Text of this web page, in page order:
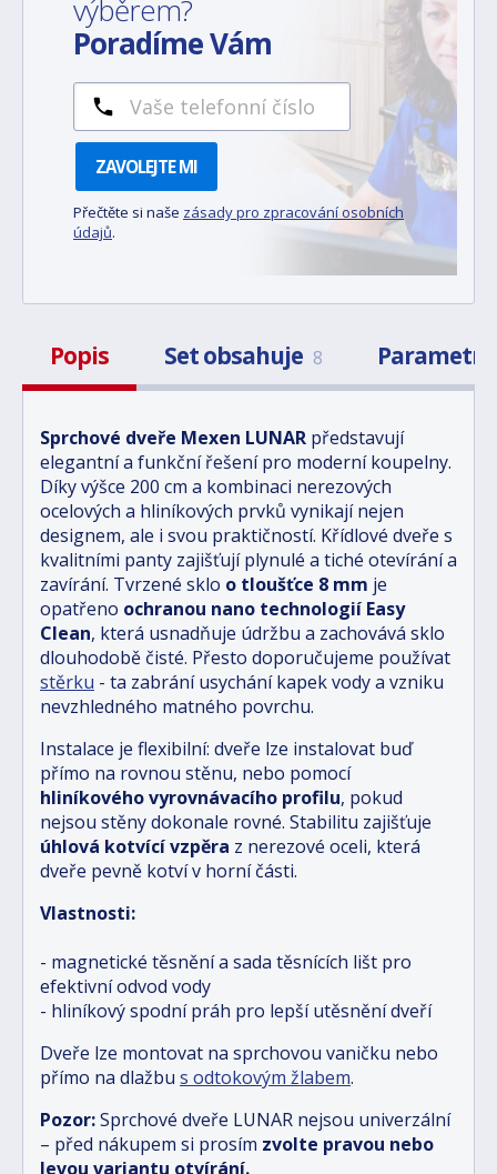
výběrem?
Poradíme Vám
ZAVOLEJTE MI
Přečtěte si naše zásady pro zpracování osobních
údajů.
Popis Set obsahuje 8 Parametry
Sprchové dveře Mexen LUNAR představují
elegantní a funkční řešení pro moderní koupelny.
Díky výšce 200 cm a kombinaci nerezových
ocelových a hliníkových prvků vynikají nejen
designem, ale i svou praktičností. Křídlové dveře s
kvalitními panty zajišťují plynulé a tiché otevírání a
zavírání. Tvrzené sklo o tloušťce 8 mm je
opatřeno ochranou nano technologií Easy
Clean, která usnadňuje údržbu a zachovává sklo
dlouhodobě čisté. Přesto doporučujeme používat
stěrku - ta zabrání usychání kapek vody a vzniku
nevzhledného matného povrchu.
Instalace je flexibilní: dveře lze instalovat buď
přímo na rovnou stěnu, nebo pomocí
hliníkového vyrovnávacího profilu, pokud
nejsou stěny dokonale rovné. Stabilitu zajišťuje
úhlová kotvící vzpěra z nerezové oceli, která
dveře pevně kotví v horní části.
Vlastnosti:
- magnetické těsnění a sada těsnících lišt pro
efektivní odvod vody
- hliníkový spodní práh pro lepší utěsnění dveří
Dveře lze montovat na sprchovou vaničku nebo
přímo na dlažbu s odtokovým žlabem.
Pozor:Sprchové dveře LUNAR nejsou univerzální
– před nákupem si prosím zvolte pravou nebo
levou variantu otvírání.